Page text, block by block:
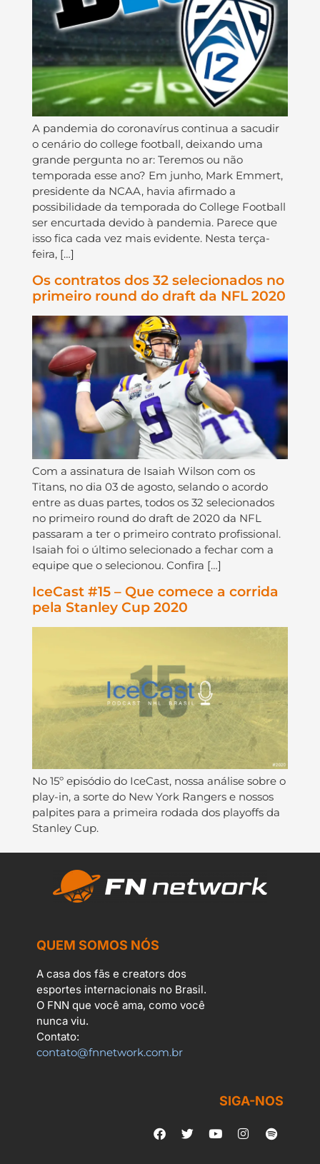
A pandemia do coronavírus continua a sacudir
o cenário do college football, deixando uma
grande pergunta no ar: Teremos ou não
temporada esse ano? Em junho, Mark Emmert,
presidente da NCAA, havia afirmado a
possibilidade da temporada do College Football
ser encurtada devido à pandemia. Parece que
isso fica cada vez mais evidente. Nesta terça-
feira, […]
Os contratos dos 32 selecionados no
primeiro round do draft da NFL 2020
Com a assinatura de Isaiah Wilson com os
Titans, no dia 03 de agosto, selando o acordo
entre as duas partes, todos os 32 selecionados
no primeiro round do draft de 2020 da NFL
passaram a ter o primeiro contrato profissional.
Isaiah foi o último selecionado a fechar com a
equipe que o selecionou. Confira […]
IceCast #15 – Que comece a corrida
pela Stanley Cup 2020
No 15º episódio do IceCast, nossa análise sobre o
play-in, a sorte do New York Rangers e nossos
palpites para a primeira rodada dos playoffs da
Stanley Cup.
QUEM SOMOS NÓS
A casa dos fãs e creators dos
esportes internacionais no Brasil.
O FNN que você ama, como você
nunca viu.
Contato:
contato@fnnetwork.com.br
SIGA-NOS